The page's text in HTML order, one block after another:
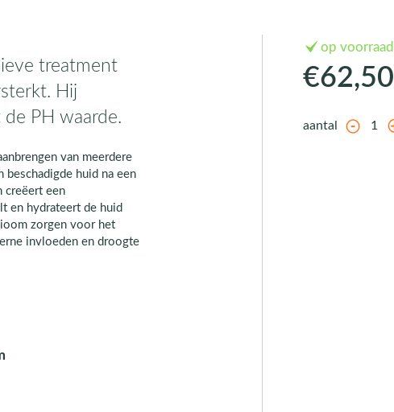
treatment
Hij
PH waarde.
van meerdere
beschadigde huid na een
creëert een
en hydrateert de huid
zorgen voor het
invloeden en droogte
op voorraad
€62,50
aantal